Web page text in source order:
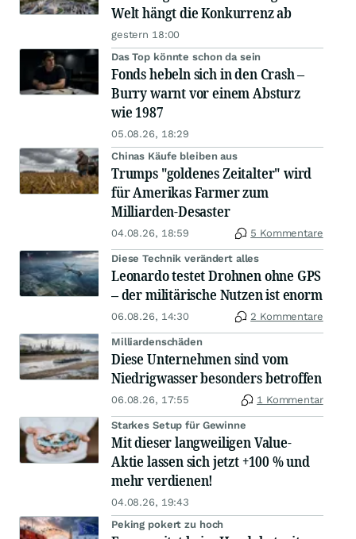
Welt hängt die Konkurrenz ab
gestern 18:00
Das Top könnte schon da sein
Fonds hebeln sich in den Crash –
Burry warnt vor einem Absturz
wie 1987
05.08.26, 18:29
Chinas Käufe bleiben aus
Trumps "goldenes Zeitalter" wird
für Amerikas Farmer zum
Milliarden-Desaster
04.08.26, 18:59 5 Kommentare
Diese Technik verändert alles
Leonardo testet Drohnen ohne GPS
– der militärische Nutzen ist enorm
06.08.26, 14:30 2 Kommentare
Milliardenschäden
Diese Unternehmen sind vom
Niedrigwasser besonders betroffen
06.08.26, 17:55 1 Kommentar
Starkes Setup für Gewinne
Mit dieser langweiligen Value-
Aktie lassen sich jetzt +100 % und
mehr verdienen!
04.08.26, 19:43
Peking pokert zu hoch